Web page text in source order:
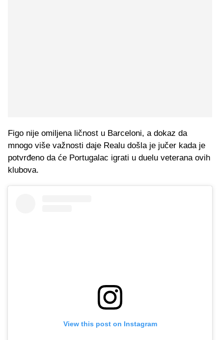
Figo nije omiljena ličnost u Barceloni, a dokaz da
mnogo više važnosti daje Realu došla je jučer kada je
potvrđeno da će Portugalac igrati u duelu veterana ovih
klubova.
View this post on Instagram